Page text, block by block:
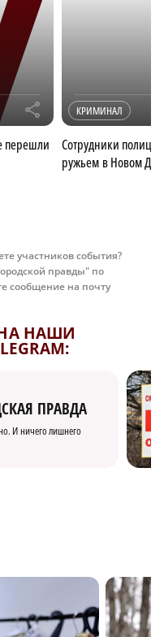
r
перешли
КРИМИНАЛ
Сотрудники
ружьем в Новом
участников события?
правды" по
сообщение на почту
НАШИ
ПРАВДА
И ничего лишнего